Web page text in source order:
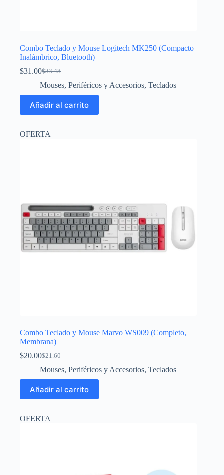
Combo Teclado y Mouse Logitech MK250 (Compacto
Inalámbrico, Bluetooth)
$33.48
El
precio
original
era:
$33.48.
$31.00El
precio
actual
es:
$31.00.
Mouses, Periféricos y Accesorios, Teclados
Añadir al carrito
OFERTA
Combo Teclado y Mouse Marvo WS009 (Completo,
Membrana)
$21.60
El
precio
original
era:
$21.60.
$20.00El
precio
actual
es:
$20.00.
Mouses, Periféricos y Accesorios, Teclados
Añadir al carrito
OFERTA